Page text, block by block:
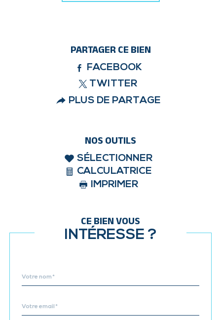
PARTAGER CE BIEN
FACEBOOK
TWITTER
PLUS DE PARTAGE
NOS OUTILS
SÉLECTIONNER
CALCULATRICE
IMPRIMER
CE BIEN VOUS
INTÉRESSE ?
*
*